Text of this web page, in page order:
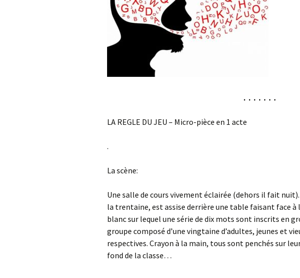
. . . . . . .
LA REGLE DU JEU – Micro-pièce en 1 acte
.
La scène:
Une salle de cours vivement éclairée (dehors il fait
la trentaine, est assise derrière une table faisant face à
blanc sur lequel une série de dix mots sont inscrits en
groupe composé d’une vingtaine d’adultes, jeunes et
respectives. Crayon à la main, tous sont penchés sur
fond de la classe…